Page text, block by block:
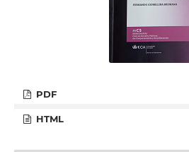
PDF
HTML